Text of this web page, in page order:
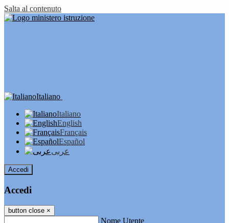
Salta al contenuto
Italiano
Italiano
English
Français
Español
عربى
Accedi
Accedi
button close ×
Nome Utente